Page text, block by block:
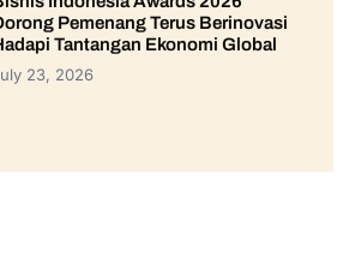
Pemenang Terus Berinovasi
Tantangan Ekonomi Global
23, 2026